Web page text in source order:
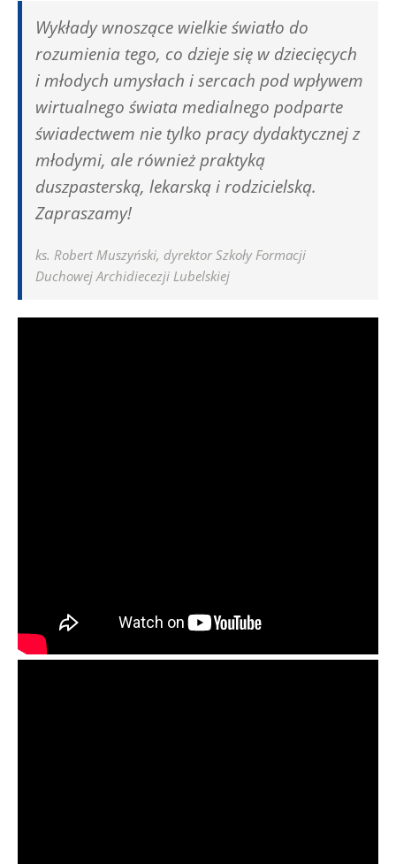
Wykłady wnoszące wielkie światło do
rozumienia tego, co dzieje się w dziecięcych
i młodych umysłach i sercach pod wpływem
wirtualnego świata medialnego podparte
świadectwem nie tylko pracy dydaktycznej z
młodymi, ale również praktyką
duszpasterską, lekarską i rodzicielską.
Zapraszamy!
ks. Robert Muszyński, dyrektor Szkoły Formacji
Duchowej Archidiecezji Lubelskiej